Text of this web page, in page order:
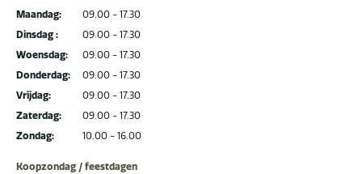
Maandag:
Dinsdag :
Woensdag:
Donderdag:
Vrijdag:
Zaterdag:
Zondag:
09.00 - 17.30
09.00 - 17.30
09.00 - 17.30
09.00 - 17.30
09.00 - 17.30
09.00 - 17.30
10.00 - 16.00
Koopzondag / feestdagen